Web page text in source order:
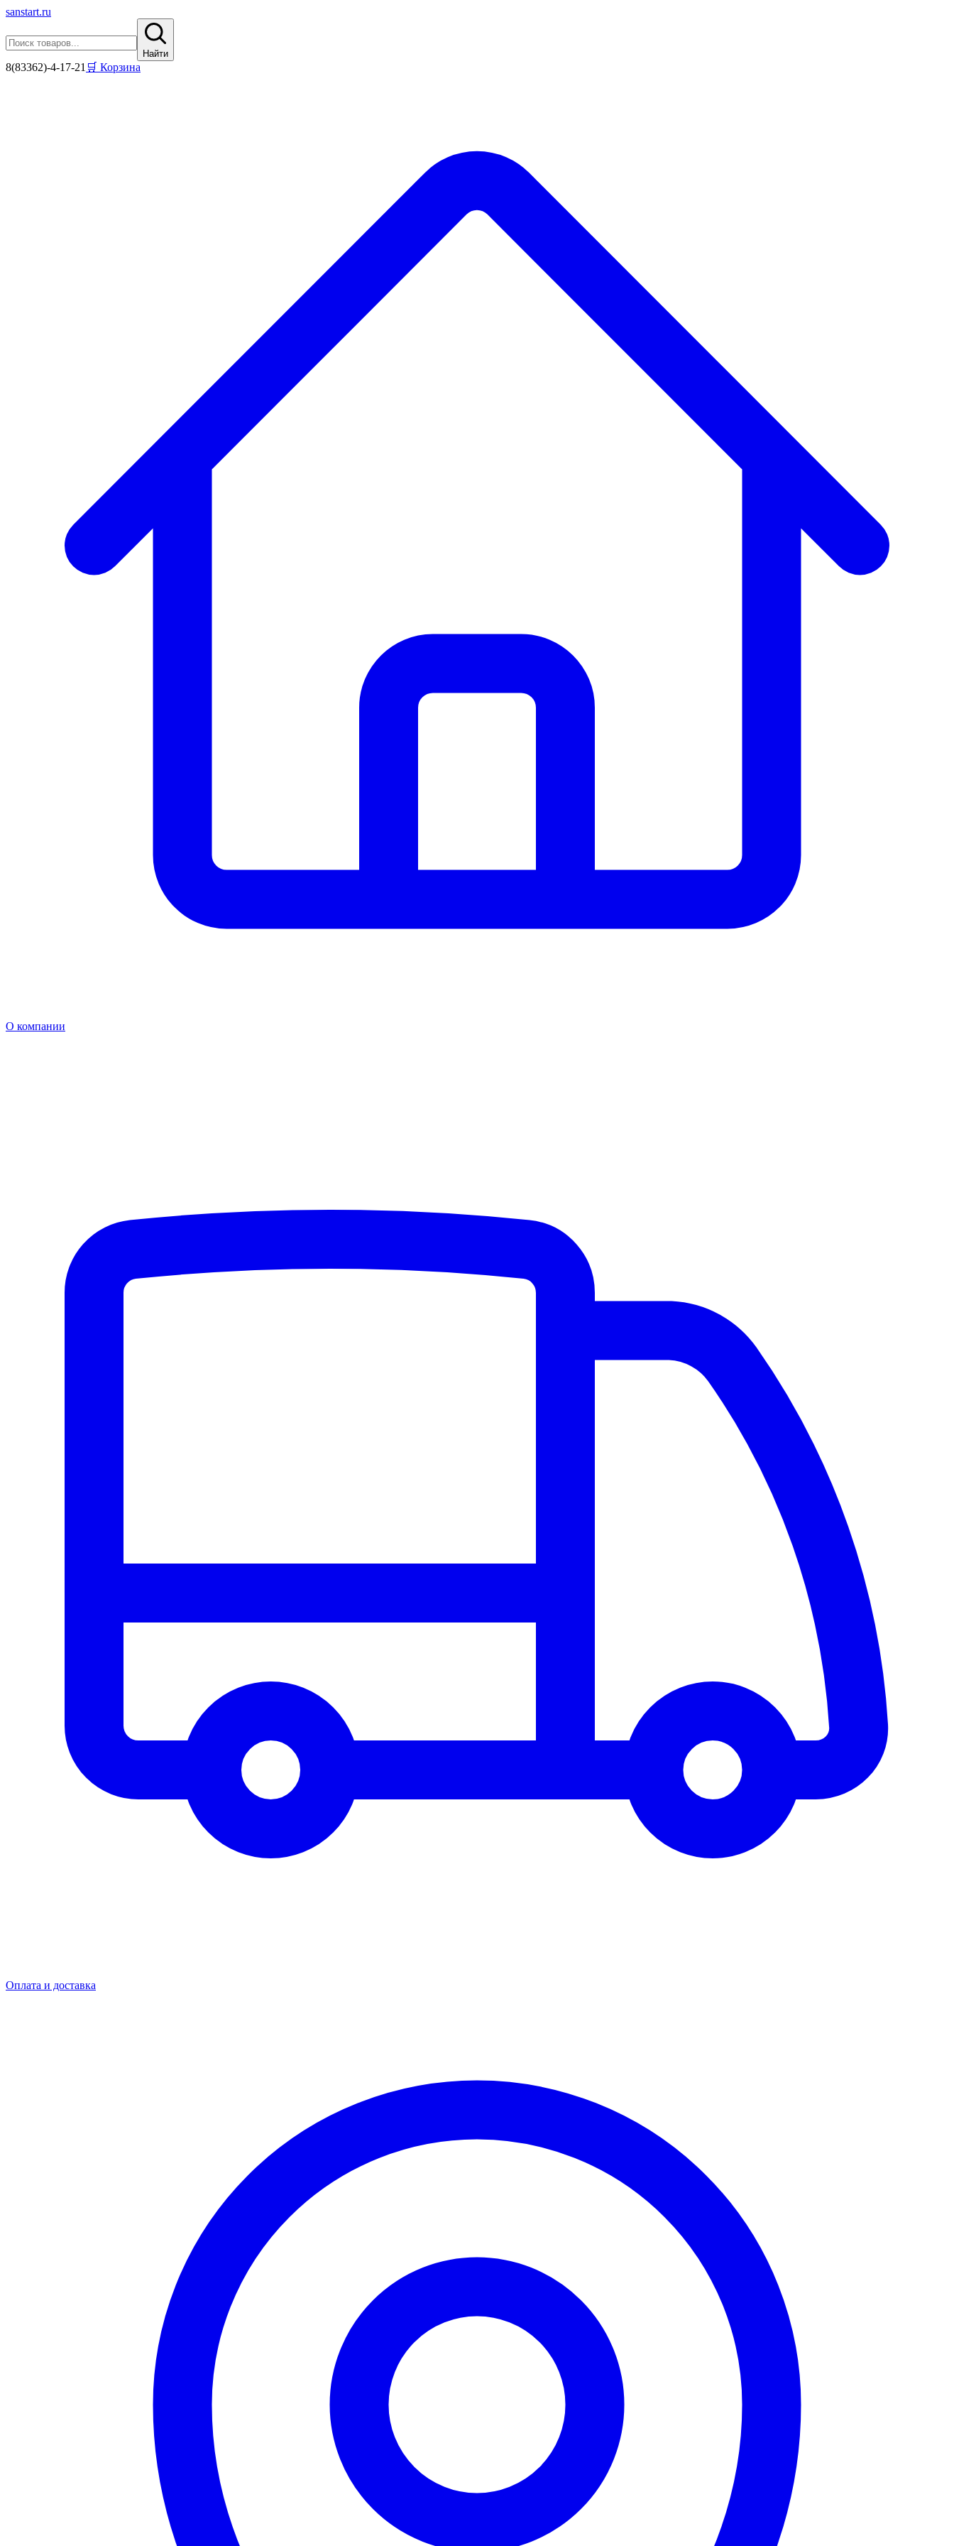
sanstart.ru
Найти
8(83362)-4-17-21 🛒 Корзина
О компании
Оплата и доставка